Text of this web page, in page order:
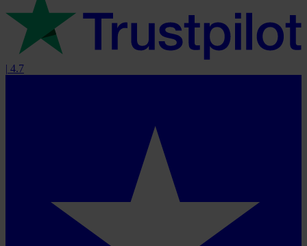
| 4.7